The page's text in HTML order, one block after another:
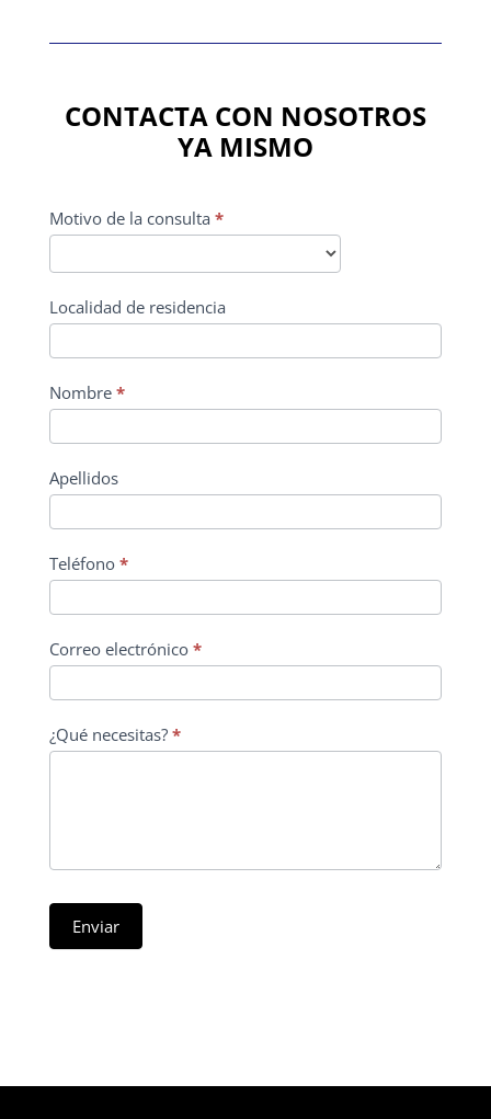
CONTACTA CON NOSOTROS
YA MISMO
CONTACTO
PRINCIPAL
Motivo de la consulta *
Localidad de residencia
Nombre *
Apellidos
Teléfono *
Correo electrónico *
¿Qué necesitas? *
Enviar